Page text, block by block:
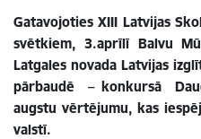
Gatavojoties XIII Latvijas
svētkiem, 3.aprīlī Balvu
Latgales novada Latvijas
pārbaudē – konkursā
augstu vērtējumu, kas
valstī.